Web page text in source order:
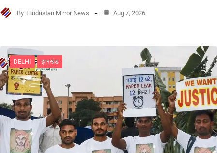
By Hindustan Mirror News Aug 7, 2026
DELHI झारखंड